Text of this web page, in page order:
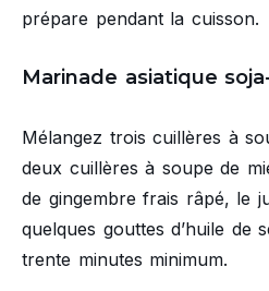
prépare pendant la cuisson.
Marinade asiatique
Mélangez trois cuillères à
deux cuillères à soupe de
de gingembre frais râpé, le
quelques gouttes d’huile de
trente minutes minimum.